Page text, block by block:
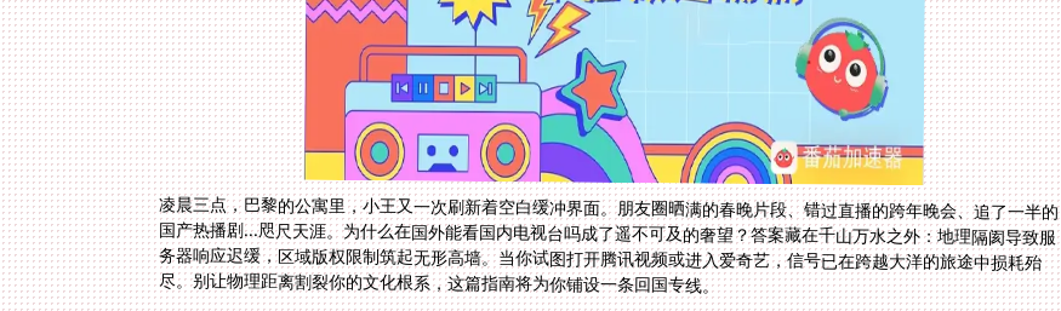
凌晨三点，巴黎的公寓里，小王又一次刷新着空白缓冲界面。朋友圈晒满的春晚片段、错过直播的跨年晚会、追了一半的
国产热播剧...咫尺天涯。为什么在国外能看国内电视台吗成了遥不可及的奢望？答案藏在千山万水之外：地理隔阂导致服
务器响应迟缓，区域版权限制筑起无形高墙。当你试图打开腾讯视频或进入爱奇艺，信号已在跨越大洋的旅途中损耗殆
尽。别让物理距离割裂你的文化根系，这篇指南将为你铺设一条回国专线。